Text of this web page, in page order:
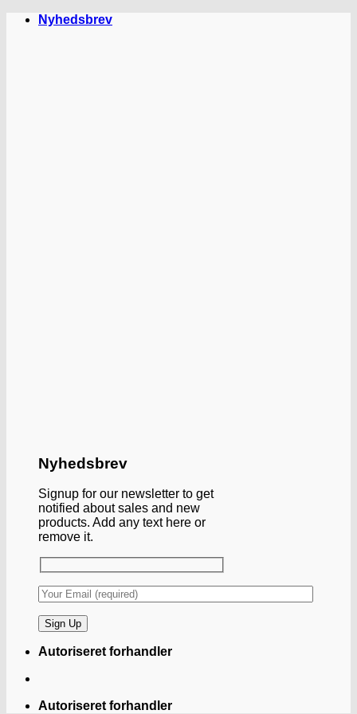
FortsætNyhedsbrev
Nyhedsbrev
Signup for our newsletter to get
notified about sales and new
products. Add any text here or
remove it.
Autoriseret forhandler
Autoriseret forhandler